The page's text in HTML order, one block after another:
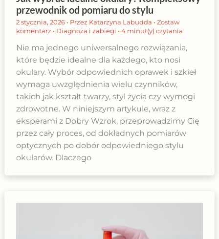
przewodnik od pomiaru do stylu
2 stycznia, 2026 • Przez Katarzyna Labudda • Zostaw
komentarz • Diagnoza i zabiegi • 4 minut(y) czytania
Nie ma jednego uniwersalnego rozwiązania,
które będzie idealne dla każdego, kto nosi
okulary. Wybór odpowiednich oprawek i szkieł
wymaga uwzględnienia wielu czynników,
takich jak kształt twarzy, styl życia czy wymogi
zdrowotne. W niniejszym artykule, wraz z
eksperami z Dobry Wzrok, przeprowadzimy Cię
przez cały proces, od dokładnych pomiarów
optycznych po dobór odpowiedniego stylu
okularów. Dlaczego